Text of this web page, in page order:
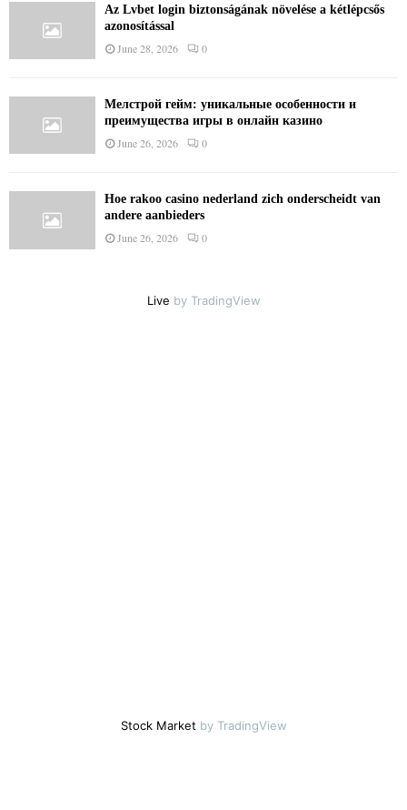
Az Lvbet login biztonságának növelése a kétlépcsős
azonosítással
June 28, 2026 0
Мелстрой гейм: уникальные особенности и
преимущества игры в онлайн казино
June 26, 2026 0
Hoe rakoo casino nederland zich onderscheidt van
andere aanbieders
June 26, 2026 0
Live by TradingView
Stock Market by TradingView